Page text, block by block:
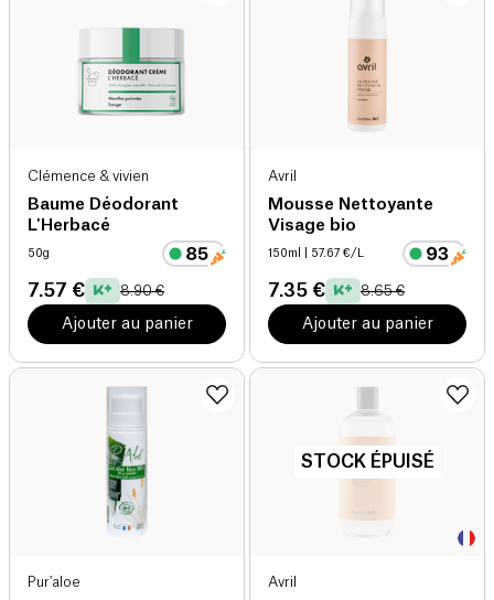
Clémence & vivien
Baume Déodorant
L'Herbacé
50g
7.57 € 8.90 €
Ajouter au panier
Avril
Mousse Nettoyante
Visage bio
150ml | 57.67 €/L
7.35 € 8.65 €
Ajouter au panier
Pur'aloe
STOCK ÉPUISÉ
Avril